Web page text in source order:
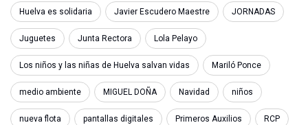
Huelva es solidaria Javier Escudero Maestre JORNADAS
Juguetes Junta Rectora Lola Pelayo
Los niños y las niñas de Huelva salvan vidas Mariló Ponce
medio ambiente MIGUEL DOÑA Navidad niños
nueva flota pantallas digitales Primeros Auxilios RCP